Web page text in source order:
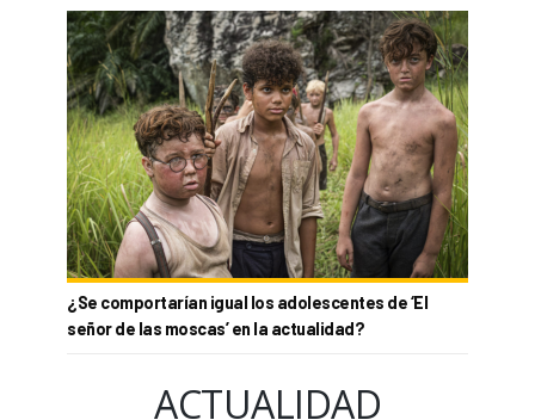
¿Se comportarían igual los adolescentes de ‘El
señor de las moscas’ en la actualidad?
ACTUALIDAD